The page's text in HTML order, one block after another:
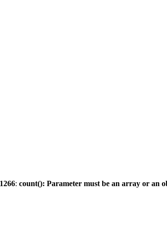
1266: count(): Parameter must be an array or an